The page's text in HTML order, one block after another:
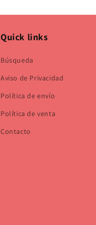
Quick links
Búsqueda
Aviso de Privacidad
Política de envío
Política de venta
Contacto